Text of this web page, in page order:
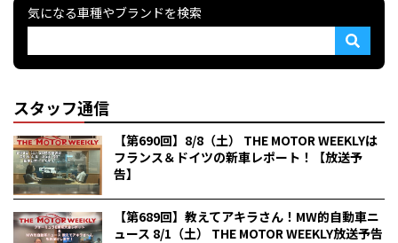
気になる車種やブランドを検索
スタッフ通信
【第690回】8/8（土） THE MOTOR WEEKLYは
フランス＆ドイツの新車レポート！【放送予
告】
【第689回】教えてアキラさん！MW的自動車ニ
ュース 8/1（土） THE MOTOR WEEKLY放送予告